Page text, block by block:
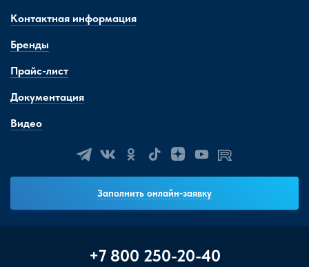
Контактная информация
Бренды
Прайс-лист
Документация
Видео
Заполнить онлайн-заявку
+7 800 250-20-40